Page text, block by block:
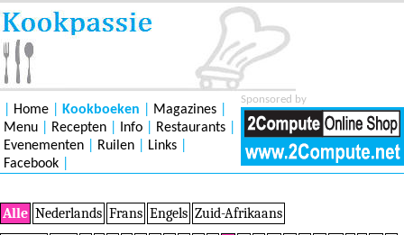
Sponsored by
Home Kookboeken Magazines
Menu
Recepten Info Restaurants
Evenementen
Ruilen Links
Facebook
Alle Nederlands Frans Engels Zuid-Afrikaans